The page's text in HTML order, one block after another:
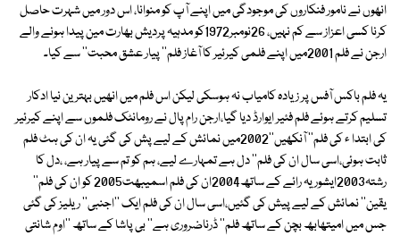
انھوں نے نامور فنکاروں کی موجودگی میں اپنے آپ کو منوانا، اس دور میں شہرت حاصل
کرنا کسی اعزاز سے کم نہیں، 26نومبر1972کو مدہیہ پردیش بھارت مین پیدا ہونے والے
ارجن نے فلم 2001میں اپنے فلمی کیرئیر کا آغاز فلم'' پیار عشق محبت'' سے کیا۔
یہ فلم باکس آفس پر زیادہ کامیاب نہ ہوسکی لیکن اس فلم میں انھیں بہترین نیا ادکار
تسلیم کرتے ہوئے فلم فئیر ایوارڈ دیا گیا،ارجن رام پال نے رومانٹک فلموں سے اپنے کیرئیر
کی ابتدا ء کی فلم'' آنکھیں''2002میں نمائش کے لیے پش کی گئی یہ ان کی ہٹ فلم
ثابت ہوئی،اسی سال ان کی فلم'' دل ہے تمہارے لیے، ہم کو تم سے پیار ہے، ،دل کا
رشتہ2003ایشوریہ رائے کے ساتھ2004ان کی فلم اسمیبھت2005 کو ان کی فلم''
یقین'' نمائش کے لیے پیش کی گئیں،اسی سال ان کی فلم ایک ''اجنبی'' ریلیز کی گئی
جس میں امیتھابھ بچن کے ساتھ فلم'' ڈرناضروری ہے'' بی پاشا کے ساتھ ''اوم شانتی